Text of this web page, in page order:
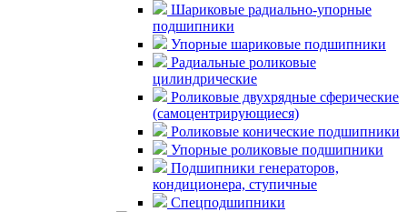
Шариковые радиально-упорные
подшипники
Упорные шариковые подшипники
Радиальные роликовые
цилиндрические
Роликовые двухрядные сферические
(самоцентрирующиеся)
Роликовые конические подшипники
Упорные роликовые подшипники
Подшипники генераторов,
кондиционера, ступичные
Спецподшипники